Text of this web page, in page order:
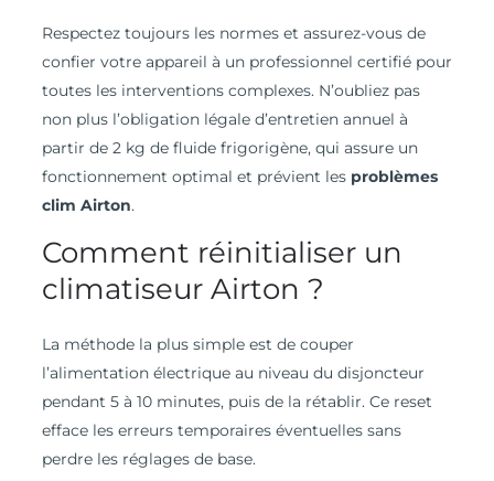
Respectez toujours les normes et assurez-vous de
confier votre appareil à un professionnel certifié pour
toutes les interventions complexes. N’oubliez pas
non plus l’obligation légale d’entretien annuel à
partir de 2 kg de fluide frigorigène, qui assure un
fonctionnement optimal et prévient les problèmes
clim Airton.
Comment réinitialiser un
climatiseur Airton ?
La méthode la plus simple est de couper
l’alimentation électrique au niveau du disjoncteur
pendant 5 à 10 minutes, puis de la rétablir. Ce reset
efface les erreurs temporaires éventuelles sans
perdre les réglages de base.